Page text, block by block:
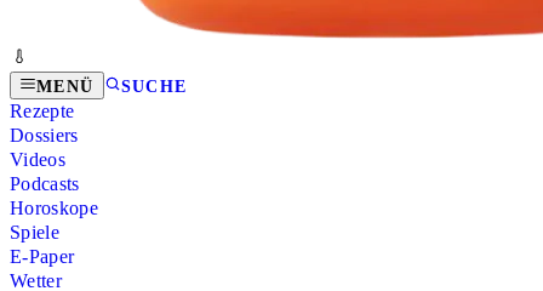
MENÜ SUCHE
Rezepte
Dossiers
Videos
Podcasts
Horoskope
Spiele
E-Paper
Wetter